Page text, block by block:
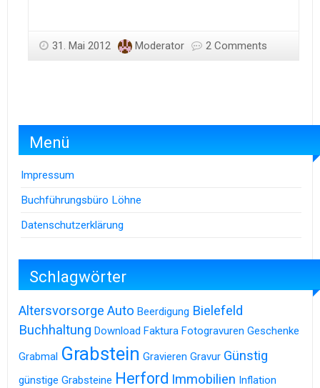
31. Mai 2012 Moderator 2 Comments
Menü
Impressum
Buchführungsbüro Löhne
Datenschutzerklärung
Schlagwörter
Altersvorsorge Auto Beerdigung Bielefeld
Buchhaltung Download Faktura Fotogravuren Geschenke
Grabmal Grabstein Gravieren Gravur Günstig
günstige Grabsteine Herford Immobilien Inflation